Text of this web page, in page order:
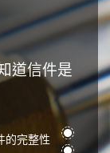
道信件是
的完整性